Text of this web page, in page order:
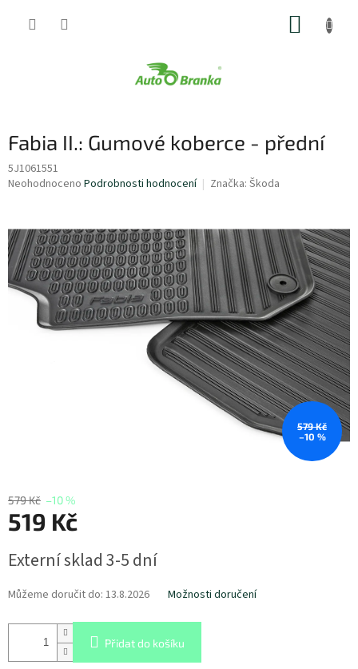
Fabia II.: Gumové koberce - přední
5J1061551
Průměrné
je
0,0
z
hvězdiček.
Neohodnoceno Podrobnosti hodnocení Značka: Škoda
579 Kč
–10 %
579 Kč –10 %
519 Kč
cena:
Externí sklad 3-5 dní
Můžeme doručit do: 13.8.2026 Možnosti doručení
Přidat do košíku